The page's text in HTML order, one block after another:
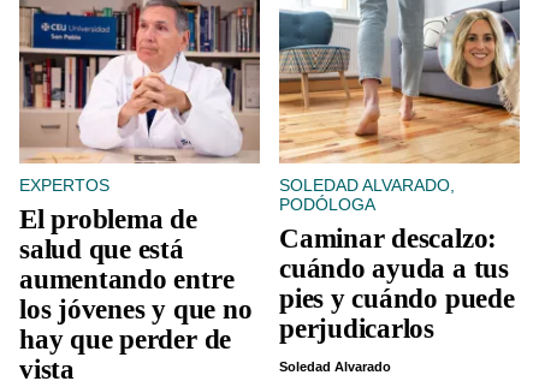
EXPERTOS
El problema de
salud que está
aumentando entre
los jóvenes y que no
hay que perder de
vista
SOLEDAD ALVARADO,
PODÓLOGA
Caminar descalzo:
cuándo ayuda a tus
pies y cuándo puede
perjudicarlos
Soledad Alvarado